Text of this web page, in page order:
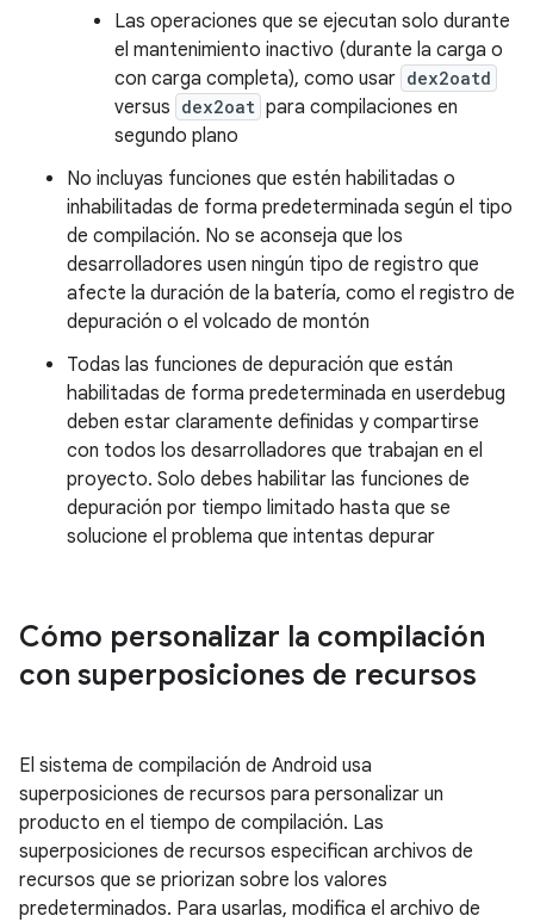
Las operaciones que se ejecutan solo durante
el mantenimiento inactivo (durante la carga o
con carga completa), como usar dex2oatd
versus dex2oat para compilaciones en
segundo plano
No incluyas funciones que estén habilitadas o
inhabilitadas de forma predeterminada según el tipo
de compilación. No se aconseja que los
desarrolladores usen ningún tipo de registro que
afecte la duración de la batería, como el registro de
depuración o el volcado de montón
Todas las funciones de depuración que están
habilitadas de forma predeterminada en userdebug
deben estar claramente definidas y compartirse
con todos los desarrolladores que trabajan en el
proyecto. Solo debes habilitar las funciones de
depuración por tiempo limitado hasta que se
solucione el problema que intentas depurar
Cómo personalizar la compilación
con superposiciones de recursos
El sistema de compilación de Android usa
superposiciones de recursos para personalizar un
producto en el tiempo de compilación. Las
superposiciones de recursos especifican archivos de
recursos que se priorizan sobre los valores
predeterminados. Para usarlas, modifica el archivo de